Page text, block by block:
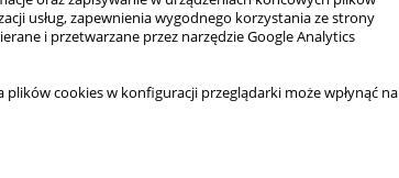
usług, zapewnienia wygodnego korzystania ze strony
i przetwarzane przez narzędzie Google Analytics
cookies w konfiguracji przeglądarki może wpłynąć na
and its
Polish).